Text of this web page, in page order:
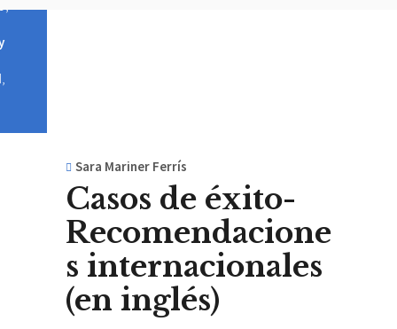
Sara Mariner Ferrís
Casos de éxito-
Recomendacione
s internacionales
(en inglés)